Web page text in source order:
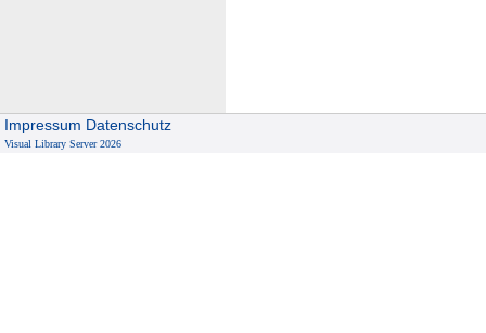
Impressum Datenschutz
Visual Library Server 2026